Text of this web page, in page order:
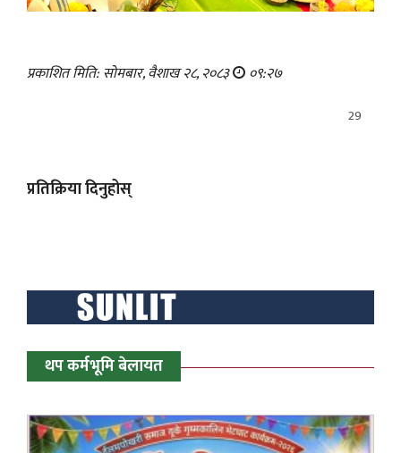
प्रकाशित मिति: सोमबार, वैशाख २८, २०८३ ०९:२७
29
प्रतिक्रिया दिनुहोस्
थप कर्मभूमि बेलायत